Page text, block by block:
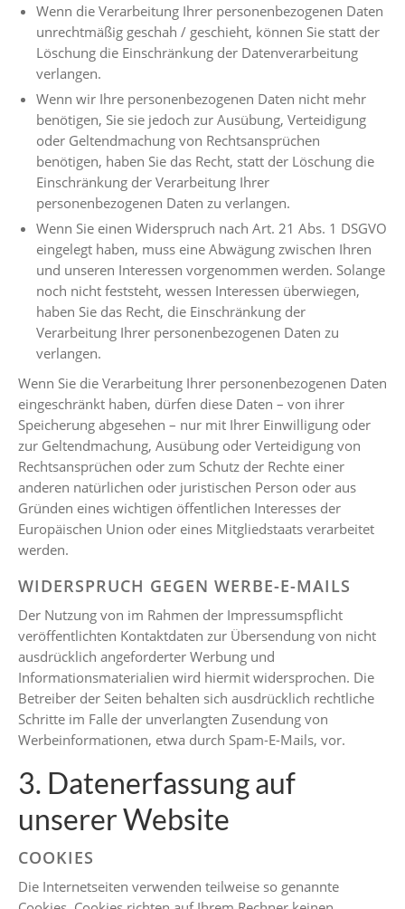
Wenn die Verarbeitung Ihrer personenbezogenen Daten
unrechtmäßig geschah / geschieht, können Sie statt der
Löschung die Einschränkung der Datenverarbeitung
verlangen.
Wenn wir Ihre personenbezogenen Daten nicht mehr
benötigen, Sie sie jedoch zur Ausübung, Verteidigung
oder Geltendmachung von Rechtsansprüchen
benötigen, haben Sie das Recht, statt der Löschung die
Einschränkung der Verarbeitung Ihrer
personenbezogenen Daten zu verlangen.
Wenn Sie einen Widerspruch nach Art. 21 Abs. 1 DSGVO
eingelegt haben, muss eine Abwägung zwischen Ihren
und unseren Interessen vorgenommen werden. Solange
noch nicht feststeht, wessen Interessen überwiegen,
haben Sie das Recht, die Einschränkung der
Verarbeitung Ihrer personenbezogenen Daten zu
verlangen.
Wenn Sie die Verarbeitung Ihrer personenbezogenen Daten
eingeschränkt haben, dürfen diese Daten – von ihrer
Speicherung abgesehen – nur mit Ihrer Einwilligung oder
zur Geltendmachung, Ausübung oder Verteidigung von
Rechtsansprüchen oder zum Schutz der Rechte einer
anderen natürlichen oder juristischen Person oder aus
Gründen eines wichtigen öffentlichen Interesses der
Europäischen Union oder eines Mitgliedstaats verarbeitet
werden.
WIDERSPRUCH GEGEN WERBE-E-MAILS
Der Nutzung von im Rahmen der Impressumspflicht
veröffentlichten Kontaktdaten zur Übersendung von nicht
ausdrücklich angeforderter Werbung und
Informationsmaterialien wird hiermit widersprochen. Die
Betreiber der Seiten behalten sich ausdrücklich rechtliche
Schritte im Falle der unverlangten Zusendung von
Werbeinformationen, etwa durch Spam-E-Mails, vor.
3. Datenerfassung auf
unserer Website
COOKIES
Die Internetseiten verwenden teilweise so genannte